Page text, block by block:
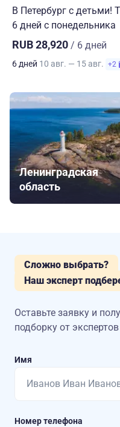
В Петербург с детьми!
6 дней с понедельника
RUB 28,920 / 6 дней
6 дней 10 авг. — 15 авг. +2
Ленинградская
область
Сложно выбрать?
Наш эксперт
Оставьте заявку и
подборку от
Имя
Номер телефона